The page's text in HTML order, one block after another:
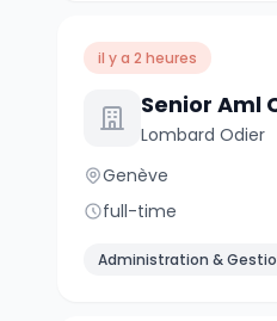
il y a 2 heures
Senior Aml
Lombard Odier
Genève
full-time
Administration &